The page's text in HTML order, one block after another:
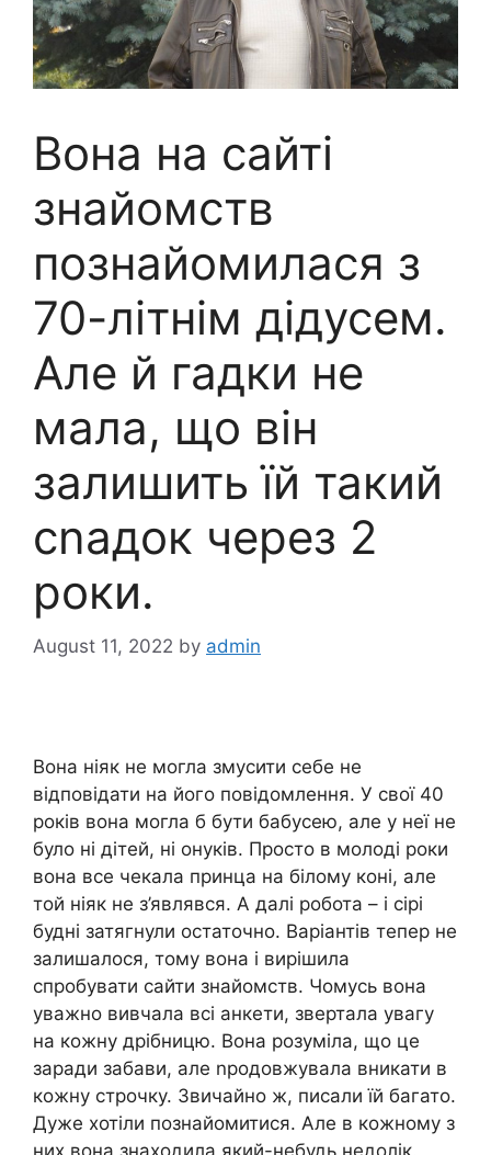
Вона на сайті
знайомств
познайомилася з
70-літнім дідусем.
Але й гадки не
мала, що він
залишить їй такий
сnадок через 2
роки.
August 11, 2022 by admin
Вона ніяк не могла змусити себе не
відповідати на його повідомлення. У свої 40
років вона могла б бути бабусею, але у неї не
було ні дітей, ні онуків. Просто в молоді роки
вона все чекала принца на білому коні, але
той ніяк не з’являвся. А далі робота – і сірі
будні затягнули остаточно. Варіантів тепер не
залишалося, тому вона і вирішила
спробувати сайти знайомств. Чомусь вона
уважно вивчала всі анкети, звертала увагу
на кожну дрібницю. Вона розуміла, що це
заради забави, але nродовжувала вникати в
кожну строчку. Звичайно ж, писали їй багато.
Дуже хотіли познайомитися. Але в кожному з
них вона знаходила який-небудь недолік.